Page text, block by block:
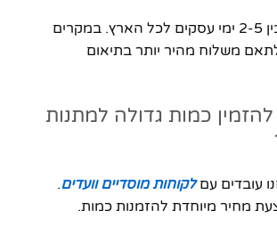
המשלוח נע בין 2-5 ימי עסקים לכל הארץ. במקרים
משלוח מהיר יותר בתיאום
כמות גדולה למתנות
עובדים עםלקוחות מוסדיים וועדים.
מחיר מיוחדת להזמנות כמות.